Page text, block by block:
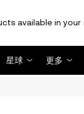
available in your
星球 更多